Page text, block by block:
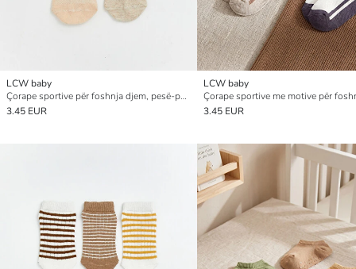
LCW baby
Çorape sportive për foshnja djem, pesë-pako
3.45 EUR
LCW baby
3.45 EUR